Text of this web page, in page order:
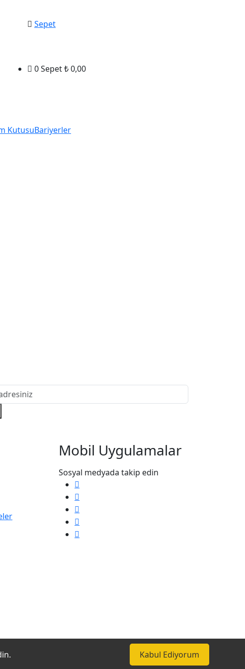
Sepet
0Sepet₺0,00
KutusuBariyerler
Mobil Uygulamalar
Sosyal medyada takip edin
Kabul Ediyorum